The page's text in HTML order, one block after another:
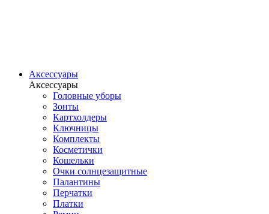
Аксессуары
Аксессуары
Головные уборы
Зонты
Картхолдеры
Ключницы
Комплекты
Косметички
Кошельки
Очки солнцезащитные
Палантины
Перчатки
Платки